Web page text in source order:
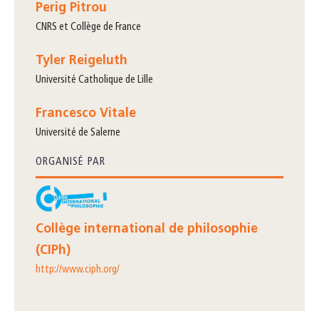
Perig Pitrou
CNRS et Collège de France
Tyler Reigeluth
Université Catholique de Lille
Francesco Vitale
Université de Salerne
ORGANISÉ PAR
Collège international de philosophie
(CIPh)
http://www.ciph.org/